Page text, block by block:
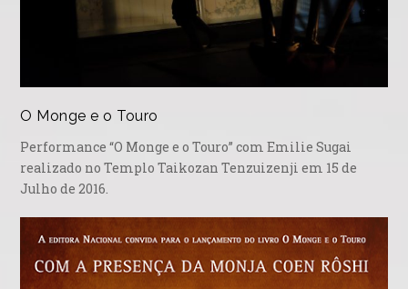
O Monge e o Touro
Performance “O Monge e o Touro” com Emilie Sugai
realizado no Templo Taikozan Tenzuizenji em 15 de
Julho de 2016.